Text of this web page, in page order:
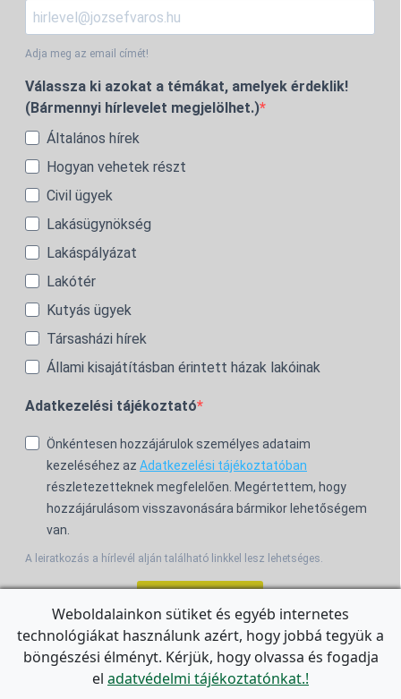
Adja meg az email címét!
Válassza ki azokat a témákat, amelyek érdeklik!
(Bármennyi hírlevelet megjelölhet.)
Általános hírek
Hogyan vehetek részt
Civil ügyek
Lakásügynökség
Lakáspályázat
Lakótér
Kutyás ügyek
Társasházi hírek
Állami kisajátításban érintett házak lakóinak
Adatkezelési tájékoztató
Önkéntesen hozzájárulok személyes adataim
kezeléséhez az Adatkezelési tájékoztatóban
részletezetteknek megfelelően. Megértettem, hogy
hozzájárulásom visszavonására bármikor lehetőségem
van.
A leiratkozás a hírlevél alján található linkkel lesz lehetséges.
For the English Newsletter, clickHERE.
Weboldalainkon sütiket és egyéb internetes
technológiákat használunk azért, hogy jobbá tegyük a
böngészési élményt. Kérjük, hogy olvassa és fogadja
el adatvédelmi tájékoztatónkat.!